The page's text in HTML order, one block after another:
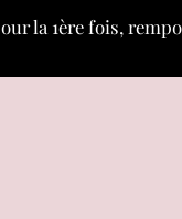
la 1ère fois,